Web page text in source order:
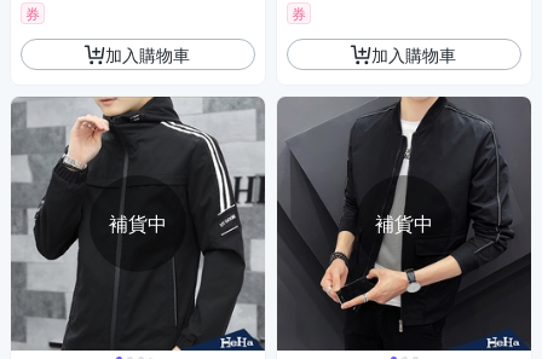
券
加入購物車
補貨中
券
加入購物車
補貨中